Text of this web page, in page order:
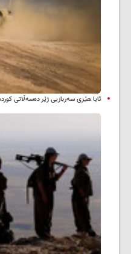
ئایا هێزی سەربازیی ژێر دەسەڵاتی